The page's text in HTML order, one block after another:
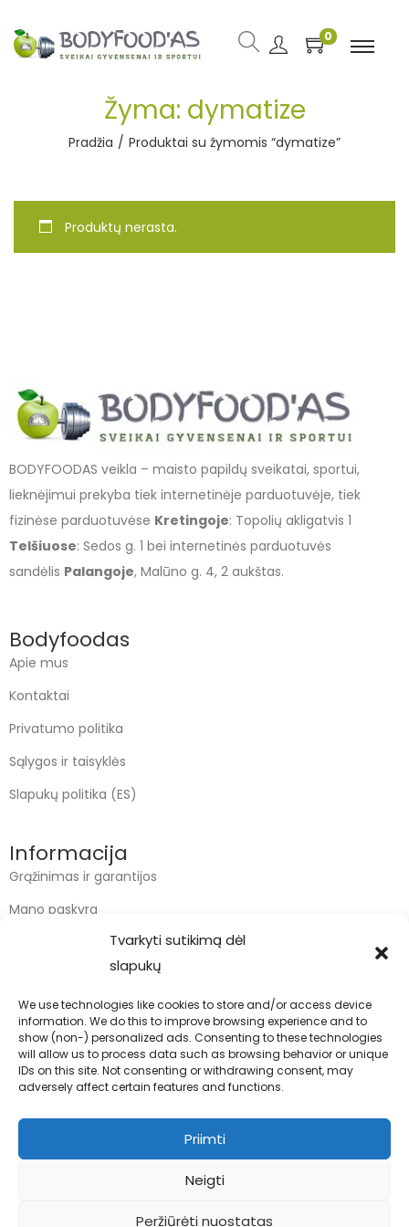
Tvarkyti sutikimą dėl
slapukų
We use technologies like cookies to store and/or access device
information. We do this to improve browsing experience and to
show (non-) personalized ads. Consenting to these technologies
will allow us to process data such as browsing behavior or unique
IDs on this site. Not consenting or withdrawing consent, may
adversely affect certain features and functions.
Priimti
Neigti
Peržiūrėti nuostatas
0
Žyma: dymatize
Pradžia / Produktai su žymomis “dymatize”
Produktų nerasta.
BODYFOODAS veikla – maisto papildų sveikatai, sportui,
lieknėjimui prekyba tiek internetinėje parduotuvėje, tiek
fizinėse parduotuvėse Kretingoje: Topolių akligatvis 1
Telšiuose: Sedos g. 1 bei internetinės parduotuvės
sandėlis Palangoje, Malūno g. 4, 2 aukštas.
Bodyfoodas
Apie mus
Kontaktai
Privatumo politika
Sąlygos ir taisyklės
Slapukų politika (ES)
Informacija
Grąžinimas ir garantijos
Mano paskyra
Kontaktai
info@bodyfoodas.lt
+370 600 77017
Visos teisės saugomos © Bodyfoodas.lt 2026